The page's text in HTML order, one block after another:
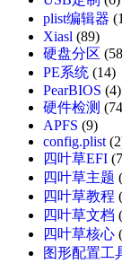
plist编辑器
Xiasl (89)
硬盘分区
PE系统 (14)
PearBIOS (4)
硬件检测
APFS (9)
config.plist
四叶草EFI
四叶草主题
四叶草教程
四叶草文档
四叶草核心
图形配置工